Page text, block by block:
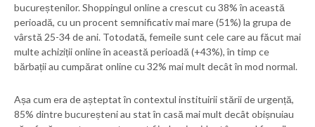
bucureștenilor. Shoppingul online a crescut cu 38% în această
perioadă, cu un procent semnificativ mai mare (51%) la grupa de
vârstă 25-34 de ani. Totodată, femeile sunt cele care au făcut mai
multe achiziții online în această perioadă (+43%), în timp ce
bărbații au cumpărat online cu 32% mai mult decât în mod normal.
Așa cum era de așteptat în contextul instituirii stării de urgență,
85% dintre bucureșteni au stat în casă mai mult decât obișnuiau